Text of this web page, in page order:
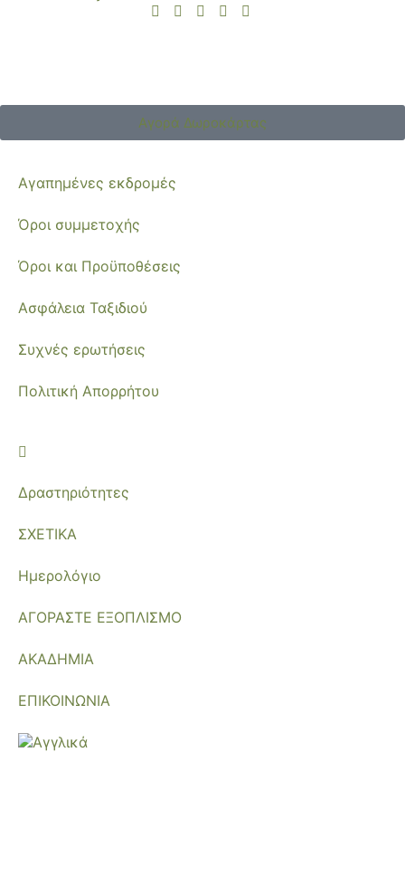
Αγορά Δωροκάρτας
Αγαπημένες εκδρομές
Όροι συμμετοχής
Όροι και Προϋποθέσεις
Ασφάλεια Ταξιδιού
Συχνές ερωτήσεις
Πολιτική Απορρήτου
Δραστηριότητες
ΣΧΕΤΙΚΑ
Ημερολόγιο
ΑΓΟΡΑΣΤΕ ΕΞΟΠΛΙΣΜΟ
ΑΚΑΔΗΜΙΑ
ΕΠΙΚΟΙΝΩΝΙΑ